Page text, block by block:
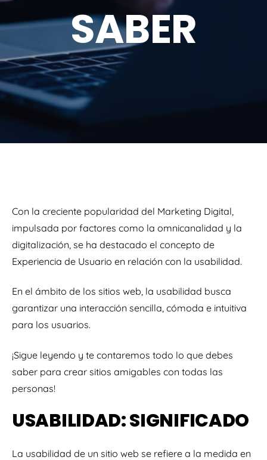
SABER
Con la creciente popularidad del Marketing Digital,
impulsada por factores como la omnicanalidad y la
digitalización, se ha destacado el concepto de
Experiencia de Usuario en relación con la usabilidad.
En el ámbito de los sitios web, la usabilidad busca
garantizar una interacción sencilla, cómoda e intuitiva
para los usuarios.
¡Sigue leyendo y te contaremos todo lo que debes
saber para crear sitios amigables con todas las
personas!
USABILIDAD: SIGNIFICADO
La usabilidad de un sitio web se refiere a la medida en